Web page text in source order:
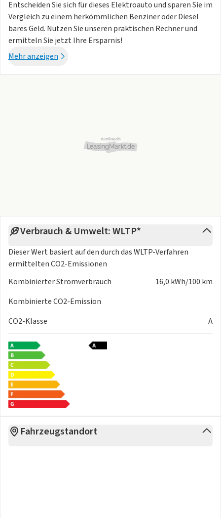
Entscheiden Sie sich für dieses Elektroauto und sparen Sie im
Vergleich zu einem herkömmlichen Benziner oder Diesel
bares Geld. Nutzen Sie unseren praktischen Rechner und
ermitteln Sie jetzt Ihre Ersparnis!
Mehr anzeigen
Verbrauch & Umwelt: WLTP*
Dieser Wert basiert auf den durch dasWLTP-Verfahren
ermittelten CO2-Emissionen
Kombinierter Stromverbrauch
16,0 kWh/100 km
Kombinierte CO2-Emission
CO2-Klasse
A
Fahrzeugstandort